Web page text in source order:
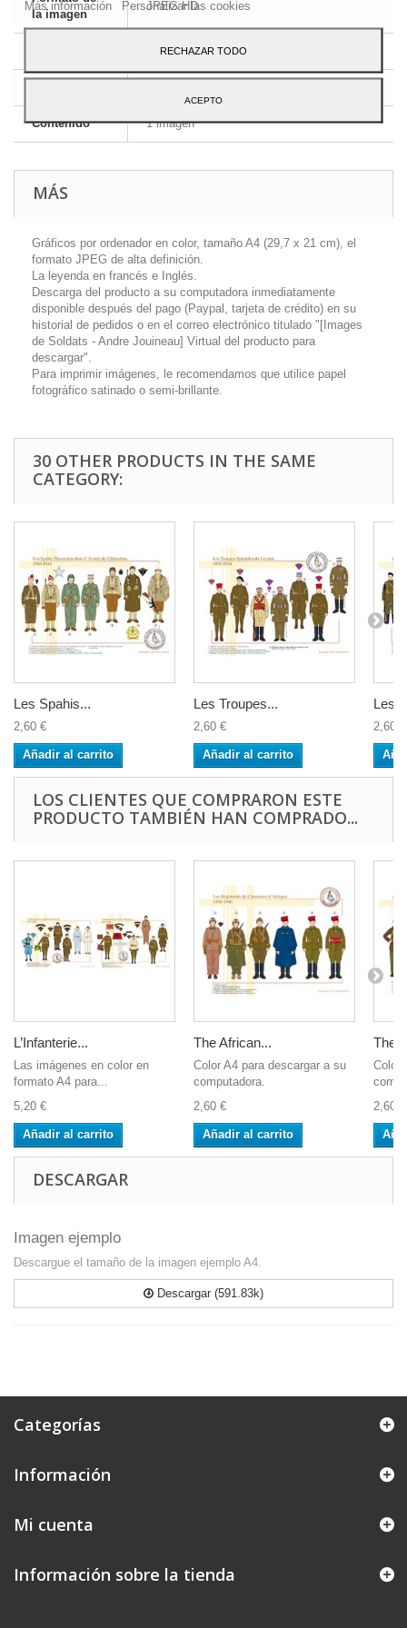
la imagen
JPEG HD
A4 - 29,7 x 21 cm
Contenido 1 imagen
MÁS
Gráficos por ordenador en color, tamaño A4 (29,7 x 21 cm), el
formato JPEG de alta definición.
La leyenda en francés e Inglés.
Descarga del producto a su computadora inmediatamente
disponible después del pago (Paypal, tarjeta de crédito) en su
historial de pedidos o en el correo electrónico titulado "[Images
de Soldats - Andre Jouineau] Virtual del producto para
descargar".
Para imprimir imágenes, le recomendamos que utilice papel
fotográfico satinado o semi-brillante.
30 OTHER PRODUCTS IN THE SAME
CATEGORY:
Les Spahis...
2,60 €
Añadir al carrito
Les Troupes...
2,60 €
Añadir al carrito
Les
2,60 €
LOS CLIENTES QUE COMPRARON ESTE
PRODUCTO TAMBIÉN HAN COMPRADO...
L’Infanterie...
Las imágenes en color en
formato A4 para...
5,20 €
Añadir al carrito
The African...
Color A4 para descargar a su
computadora.
2,60 €
Añadir al carrito
The
Color
2,60 €
DESCARGAR
Imagen ejemplo
Descargue el tamaño de la imagen ejemplo A4.
Descargar (591.83k)
Categorías
Información
Mi cuenta
Información sobre la tienda
Más información
Personalizar las cookies
RECHAZAR TODO
ACEPTO